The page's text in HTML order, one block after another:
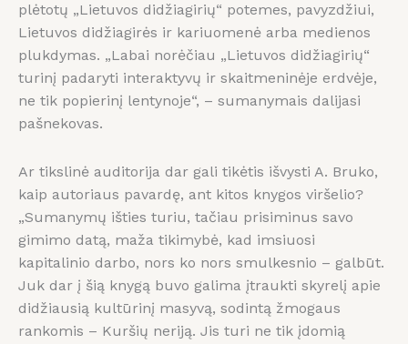
plėtotų „Lietuvos didžiagirių“ potemes, pavyzdžiui,
Lietuvos didžiagirės ir kariuomenė arba medienos
plukdymas. „Labai norėčiau „Lietuvos didžiagirių“
turinį padaryti interaktyvų ir skaitmeninėje erdvėje,
ne tik popierinį lentynoje“, – sumanymais dalijasi
pašnekovas.
Ar tikslinė auditorija dar gali tikėtis išvysti A. Bruko,
kaip autoriaus pavardę, ant kitos knygos viršelio?
„Sumanymų išties turiu, tačiau prisiminus savo
gimimo datą, maža tikimybė, kad imsiuosi
kapitalinio darbo, nors ko nors smulkesnio – galbūt.
Juk dar į šią knygą buvo galima įtraukti skyrelį apie
didžiausią kultūrinį masyvą, sodintą žmogaus
rankomis – Kuršių neriją. Jis turi ne tik įdomią